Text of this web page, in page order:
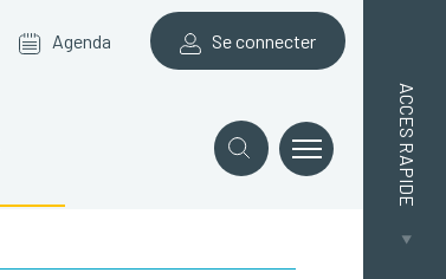
Agenda Se connecter
ACCES RAPIDE